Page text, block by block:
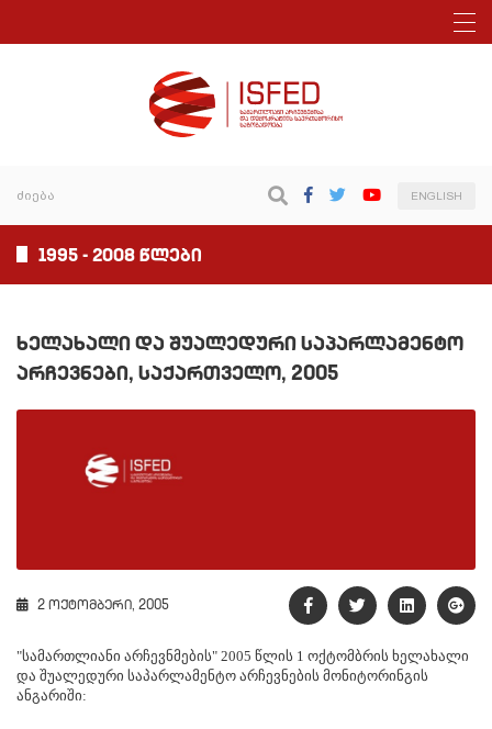
ENGLISH
1995 - 2008 წლები
ხელახალი და შუალედური საპარლამენტო
არჩევნები, საქართველო, 2005
2 ოქტომბერი, 2005
"სამართლიანი არჩევნმების" 2005 წლის 1 ოქტომბრის ხელახალი
და შუალედური საპარლამენტო არჩევნების მონიტორინგის
ანგარიში: